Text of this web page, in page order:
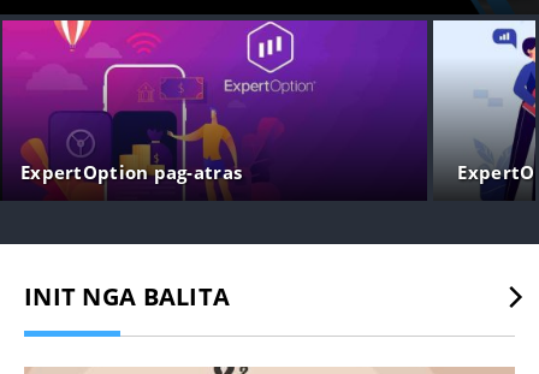
ExpertOption pag-atras
INIT NGA BALITA